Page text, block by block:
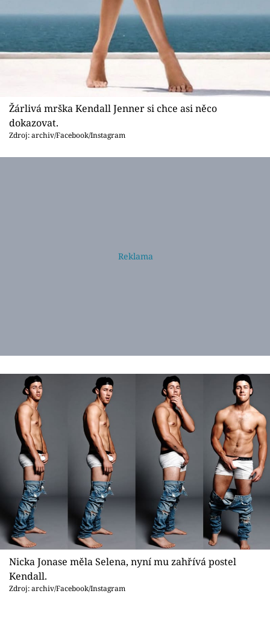
Žárlivá mrška Kendall Jenner si chce asi něco
dokazovat.
Zdroj: archiv/Facebook/Instagram
Nicka Jonase měla Selena, nyní mu zahřívá postel
Kendall.
Zdroj: archiv/Facebook/Instagram